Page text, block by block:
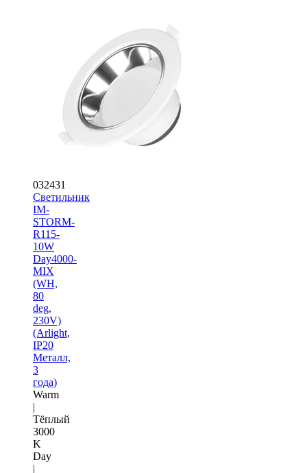
032431
Светильник
IM-
STORM-
R115-
10W
Day4000-
MIX
(WH,
80
deg,
230V)
(Arlight,
IP20
Металл,
3
года)
Warm
|
Тёплый
3000
K
Day
|